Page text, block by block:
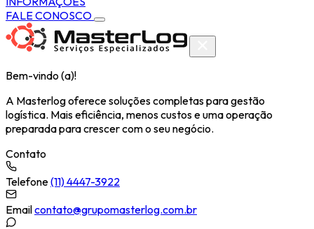
FALE CONOSCO
Bem-vindo (a)!
A Masterlog oferece soluções completas para gestão
logística. Mais eficiência, menos custos e uma operação
preparada para crescer com o seu negócio.
Contato
Telefone(11) 4447-3922
Emailcontato@grupomasterlog.com.br